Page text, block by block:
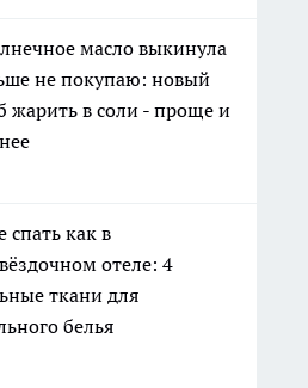
масло выкинула
не покупаю: новый
жарить в соли - проще и
спать как в
отеле: 4
ткани для
белья